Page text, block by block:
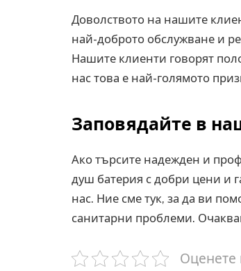
Доволството на нашите
най-доброто обслужване и
Нашите клиенти говорят
нас това е най-голямото
Заповядайте в
Ако търсите надежден и
душ батерия с добри цени и
нас. Ние сме тук, за да ви
санитарни проблеми.
Оценете